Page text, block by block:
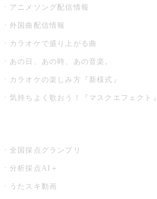
アニメソング配信情報
外国曲配信情報
カラオケで盛り上がる曲
あの日、あの時、あの音楽。
カラオケの楽しみ方『新様式』
気持ちよく歌おう！『マスクエフェクト』
全国採点グランプリ
分析採点AI＋
うたスキ動画